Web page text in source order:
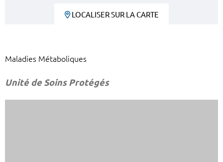
LOCALISER SUR LA CARTE
Maladies Métaboliques
Unité de Soins Protégés